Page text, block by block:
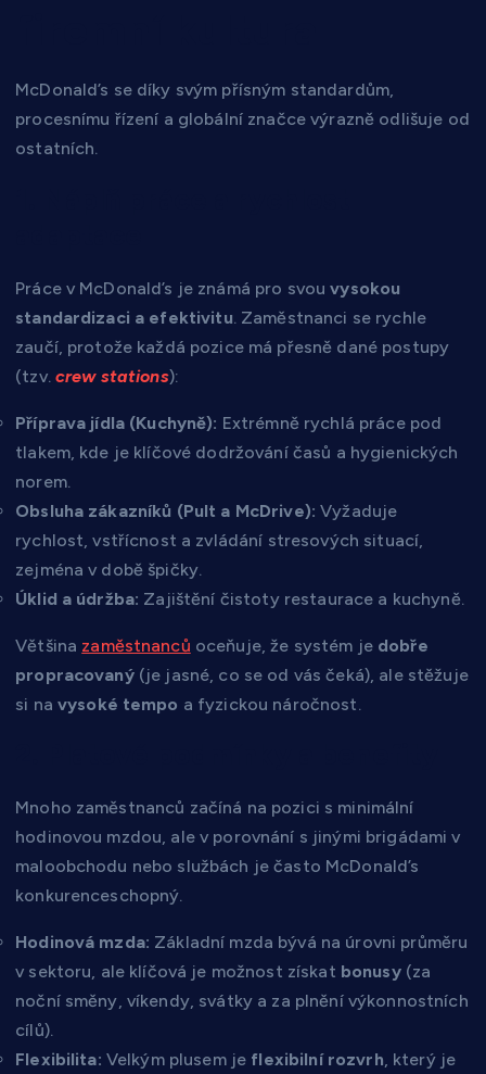
McDonald’s se díky svým přísným standardům,
procesnímu řízení a globální značce výrazně odlišuje od
ostatních.
Práce v McDonald’s je známá pro svouvysokou
standardizaci a efektivitu. Zaměstnanci se rychle
zaučí, protože každá pozice má přesně dané postupy
(tzv. crew stations):
Příprava jídla (Kuchyně): Extrémně rychlá práce pod
tlakem, kde je klíčové dodržování časů a hygienických
norem.
Obsluha zákazníků (Pult a McDrive): Vyžaduje
rychlost, vstřícnost a zvládání stresových situací,
zejména v době špičky.
Úklid a údržba: Zajištění čistoty restaurace a kuchyně.
Většina zaměstnanců oceňuje, že systém je dobře
propracovaný(je jasné, co se od vás čeká), ale stěžuje
si na vysoké tempo a fyzickou náročnost.
Mnoho zaměstnanců začíná na pozici s minimální
hodinovou mzdou, ale v porovnání s jinými brigádami v
maloobchodu nebo službách je často McDonald’s
konkurenceschopný.
Hodinová mzda: Základní mzda bývá na úrovni průměru
v sektoru, ale klíčová je možnost získat bonusy(za
noční směny, víkendy, svátky a za plnění výkonnostních
cílů).
Flexibilita: Velkým plusem je flexibilní rozvrh , který je